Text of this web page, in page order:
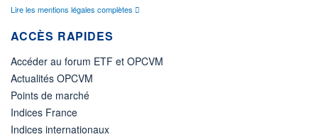
Lire les mentions légales complètes
ACCÈS RAPIDES
Accéder au forum ETF et OPCVM
Actualités OPCVM
Points de marché
Indices France
Indices internationaux